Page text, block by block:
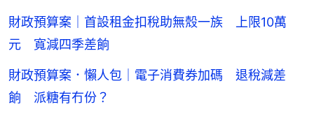
財政預算案｜首設租金扣稅助無殼一族 上限10萬
元 寬減四季差餉
財政預算案．懶人包｜電子消費券加碼 退稅減差
餉 派糖有冇份？